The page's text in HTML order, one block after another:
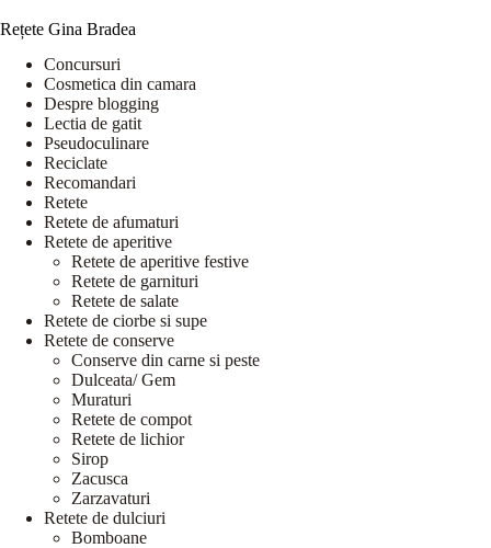
Rețete Gina Bradea
Concursuri
Cosmetica din camara
Despre blogging
Lectia de gatit
Pseudoculinare
Reciclate
Recomandari
Retete
Retete de afumaturi
Retete de aperitive
Retete de aperitive festive
Retete de garnituri
Retete de salate
Retete de ciorbe si supe
Retete de conserve
Conserve din carne si peste
Dulceata/ Gem
Muraturi
Retete de compot
Retete de lichior
Sirop
Zacusca
Zarzavaturi
Retete de dulciuri
Bomboane